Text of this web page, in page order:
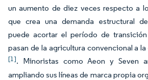
un aumento de diez veces respecto a
que crea una demanda estructural
puede acortar el período de
pasan de la agricultura convencional a
[1]. Minoristas como Aeon y Seven
ampliando sus líneas de marca propia